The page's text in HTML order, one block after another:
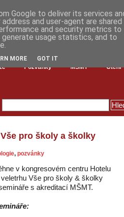
Pozvánky MŠMT Čtení
pro školy a školky
, pozvánky
v kongresovém centru Hotelu
Vše pro školy & školky
s akreditací MŠMT.
Google to deliver its services
and user-agent are shared
and security metrics to
usage statistics, and to
MORE GOT IT